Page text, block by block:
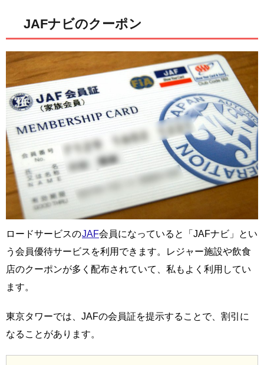
JAFナビのクーポン
ロードサービスのJAF会員になっていると「JAFナビ」とい
う会員優待サービスを利用できます。レジャー施設や飲食
店のクーポンが多く配布されていて、私もよく利用してい
ます。
東京タワーでは、JAFの会員証を提示することで、割引に
なることがあります。